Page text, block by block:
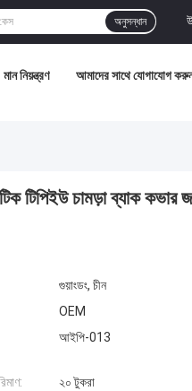
অনুসন্ধান
মান নিয়ন্ত্রণ আমাদের সাথে যোগাযোগ
টিপিইউ চামড়া ব্যাক
গুয়াংডং, চীন
OEM
আইপি-013
২০ টুকরা